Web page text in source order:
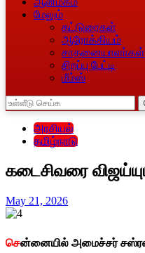
மேலும்
கட்டுரைகள்
ஆரோக்கியம்
சாதனையாளா்கள்
சிறப்பு பேட்டி
மீம்ஸ்
அரசியல்
தமிழ்நாடு
கடைசிவரை
May 21, 2026
சென்னையில் அமைச்சர்